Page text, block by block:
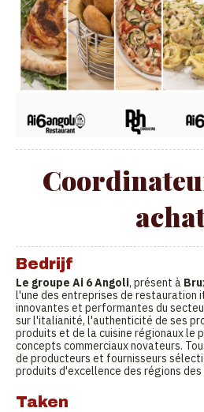
Bedrijf
Le groupe Ai 6 Angoli, présent à
l'une des entreprises de restauration
innovantes et performantes du
sur l'italianité, l'authenticité de ses
produits et de la cuisine régionaux le
concepts commerciaux novateurs.
de producteurs et fournisseurs
produits d'excellence des régions
Taken